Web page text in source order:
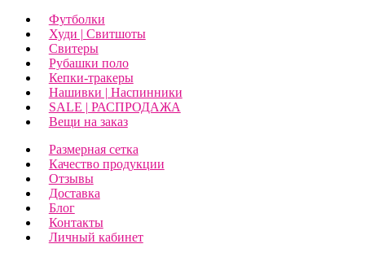
Футболки
Худи | Свитшоты
Свитеры
Рубашки поло
Кепки-тракеры
Нашивки | Наспинники
SALE | РАСПРОДАЖА
Вещи на заказ
Размерная сетка
Качество продукции
Отзывы
Доставка
Блог
Контакты
Личный кабинет